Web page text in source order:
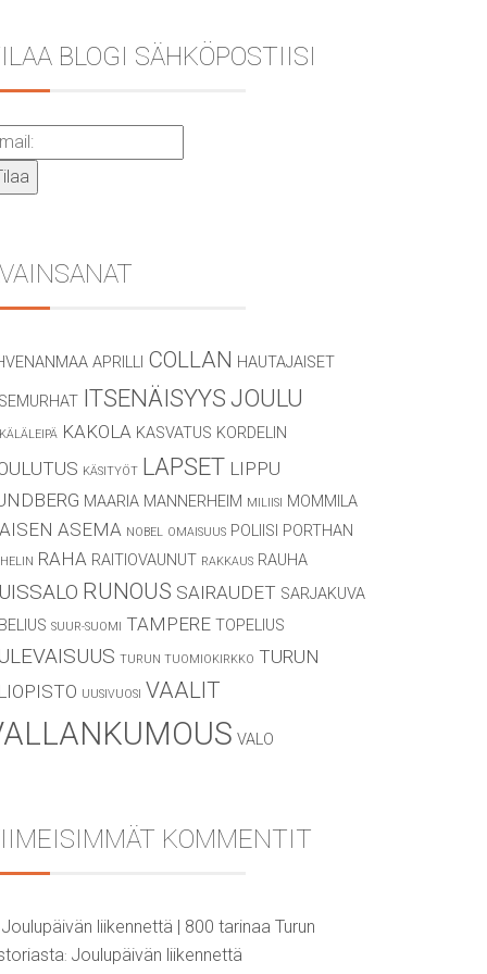
BLOGI SÄHKÖPOSTIISI
APRILLI COLLAN HAUTAJAISET
ITSENÄISYYS JOULU
KAKOLA KASVATUS KORDELIN
KÄSITYÖT LAPSET LIPPU
MAARIA MANNERHEIM MILIISI MOMMILA
ASEMA NOBEL OMAISUUS POLIISI PORTHAN
RAHA RAITIOVAUNUT RAKKAUS RAUHA
RUNOUS SAIRAUDET SARJAKUVA
SUUR-SUOMI TAMPERE TOPELIUS
TURUN TUOMIOKIRKKO TURUN
UUSIVUOSI VAALIT
VALO
KOMMENTIT
Joulupäivän liikennettä | 800 tarinaa Turun
: Joulupäivän liikennettä